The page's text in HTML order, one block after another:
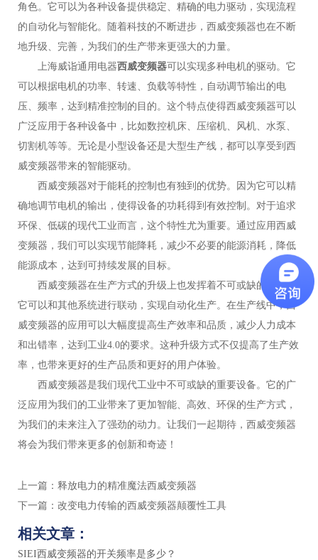
角色。它可以为各种设备提供稳定、精确的电力驱动，实现流程
的自动化与智能化。随着科技的不断进步，西威变频器也在不断
地升级、完善，为我们的生产带来更强大的力量。
上海威诣通用电器西威变频器可以实现多种电机的驱动。它
可以根据电机的功率、转速、负载等特性，自动调节输出的电
压、频率，达到精准控制的目的。这个特点使得西威变频器可以
广泛应用于各种设备中，比如数控机床、压缩机、风机、水泵、
切割机等等。无论是小型设备还是大型生产线，都可以享受到西
威变频器带来的智能驱动。
西威变频器对于能耗的控制也有独到的优势。因为它可以精
确地调节电机的输出，使得设备的功耗得到有效控制。对于追求
环保、低碳的现代工业而言，这个特性尤为重要。通过应用西威
变频器，我们可以实现节能降耗，减少不必要的能源消耗，降低
能源成本，达到可持续发展的目标。
西威变频器在生产方式的升级上也发挥着不可或缺的作用。
它可以和其他系统进行联动，实现自动化生产。在生产线中，西
威变频器的应用可以大幅度提高生产效率和品质，减少人力成本
和出错率，达到工业4.0的要求。这种升级方式不仅提高了生产效
率，也带来更好的生产品质和更好的用户体验。
西威变频器是我们现代工业中不可或缺的重要设备。它的广
泛应用为我们的工业带来了更加智能、高效、环保的生产方式，
为我们的未来注入了强劲的动力。让我们一起期待，西威变频器
将会为我们带来更多的创新和奇迹！
上一篇： 释放电力的精准魔法西威变频器
下一篇： 改变电力传输的西威变频器颠覆性工具
相关文章：
SIEI西威变频器的开关频率是多少？